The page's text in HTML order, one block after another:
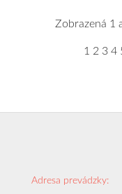
Zobrazená 1
1 2 3 4
Adresa prevádzky: